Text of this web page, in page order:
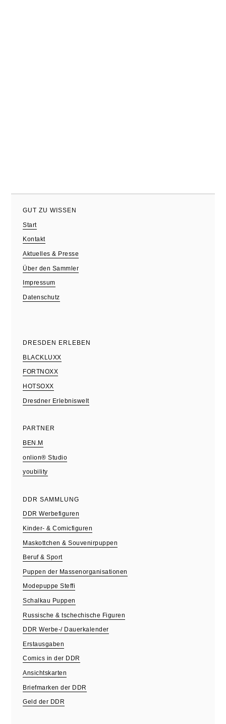
GUT ZU WISSEN
Start
Kontakt
Aktuelles & Presse
Über den Sammler
Impressum
Datenschutz
DRESDEN ERLEBEN
BLACKLUXX
FORTNOXX
HOTSOXX
Dresdner Erlebniswelt
PARTNER
BEN.M
onlion® Studio
youbility
DDR SAMMLUNG
DDR Werbefiguren
Kinder- & Comicfiguren
Maskottchen & Souvenirpuppen
Beruf & Sport
Puppen der Massenorganisationen
Modepuppe Steffi
Schalkau Puppen
Russische & tschechische Figuren
DDR Werbe-/ Dauerkalender
Erstausgaben
Comics in der DDR
Ansichtskarten
Briefmarken der DDR
Geld der DDR